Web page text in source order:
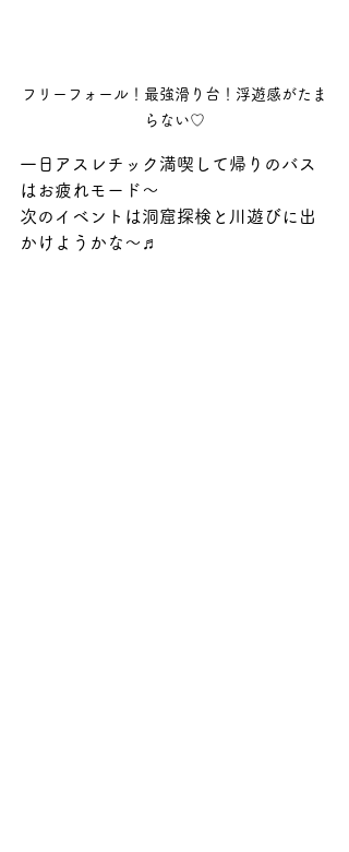
フリーフォール！最強滑り台！浮遊感がたま
らない♡
一日アスレチック満喫して帰りのバス
はお疲れモード～
次のイベントは洞窟探検と川遊びに出
かけようかな～♬